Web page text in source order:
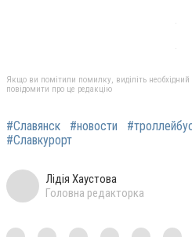
Якщо ви помітили помилку, виділіть необхідний
повідомити про це редакцію
#Славянск #новости
#Славкурорт
Лідія Хаустова
Головна редакторка